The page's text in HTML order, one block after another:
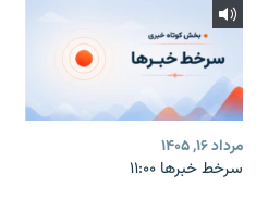
مرداد ۱۶, ۱۴۰۵
سرخط خبرها ۱۱:۰۰